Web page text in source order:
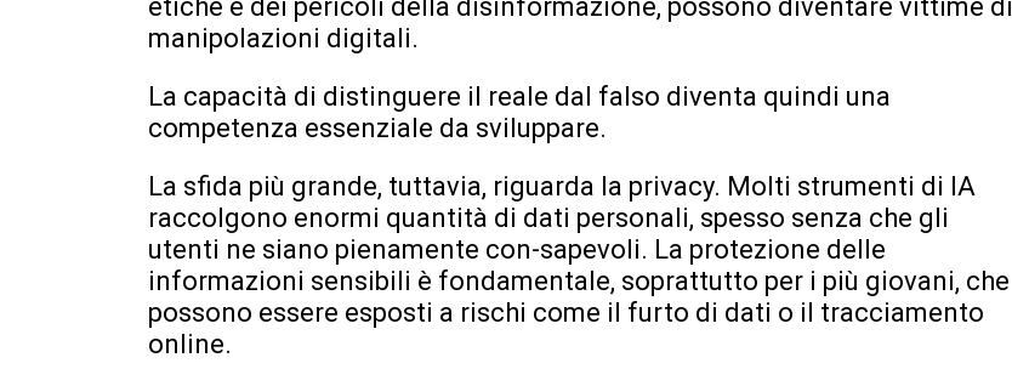
etiche e dei pericoli della disinformazione, possono diventare vittime di
manipolazioni digitali.
La capacità di distinguere il reale dal falso diventa quindi una
competenza essenziale da sviluppare.
La sfida più grande, tuttavia, riguarda la privacy. Molti strumenti di IA
raccolgono enormi quantità di dati personali, spesso senza che gli
utenti ne siano pienamente con-sapevoli. La protezione delle
informazioni sensibili è fondamentale, soprattutto per i più giovani, che
possono essere esposti a rischi come il furto di dati o il tracciamento
online.